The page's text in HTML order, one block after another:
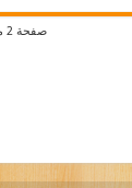
صفحة 2 من 4